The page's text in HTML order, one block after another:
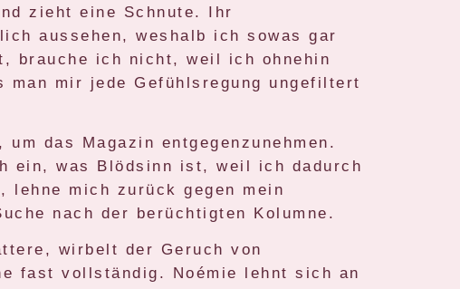
zieht eine Schnute. Ihr
aussehen, weshalb ich sowas gar
brauche ich nicht, weil ich ohnehin
mir jede Gefühlsregung ungefiltert
das Magazin entgegenzunehmen.
ein, was Blödsinn ist, weil ich dadurch
lehne mich zurück gegen mein
nach der berüchtigten Kolumne.
wirbelt der Geruch von
fast vollständig. Noémie lehnt sich an